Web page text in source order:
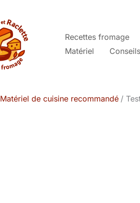
Recettes fromage
Matériel
Conseils
Matériel de cuisine recommandé